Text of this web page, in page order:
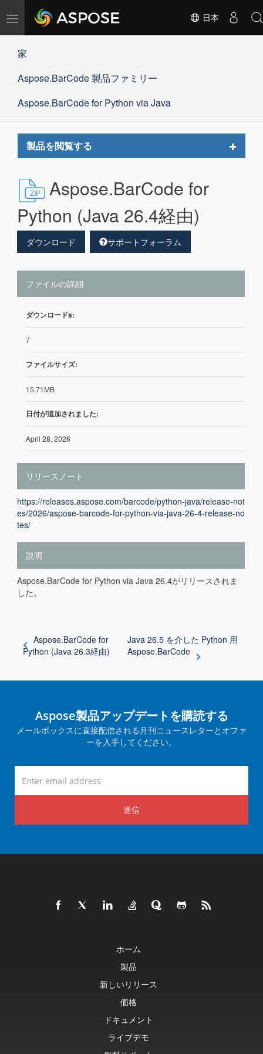
ナ
ー
ョ
の
日本
家
Aspose.BarCode 製品ファミリー
Aspose.BarCode for Python via Java
製品を閲覧する
Toggle
Aspose.BarCode for
Python (Java 26.4経由)
ダウンロード サポートフォーラム
ファイルの詳細
ダウンロードs:
7
ファイルサイズ:
15.71MB
日付が追加されました:
April 28, 2026
リリースノート
https://releases.aspose.com/barcode/python-java/release-not
es/2026/aspose-barcode-for-python-via-java-26-4-release-no
tes/
説明
Aspose.BarCode for Python via Java 26.4がリリースされま
した。
Aspose.BarCode for
Python (Java 26.3経由)
Java 26.5 を介した Python 用
Aspose.BarCode
Aspose製品アップデートを購読する
メールボックスに直接配信される月刊ニュースレターとオファ
ーを入手してください。
送信
ホーム
製品
新しいリリース
価格
ドキュメント
ライブデモ